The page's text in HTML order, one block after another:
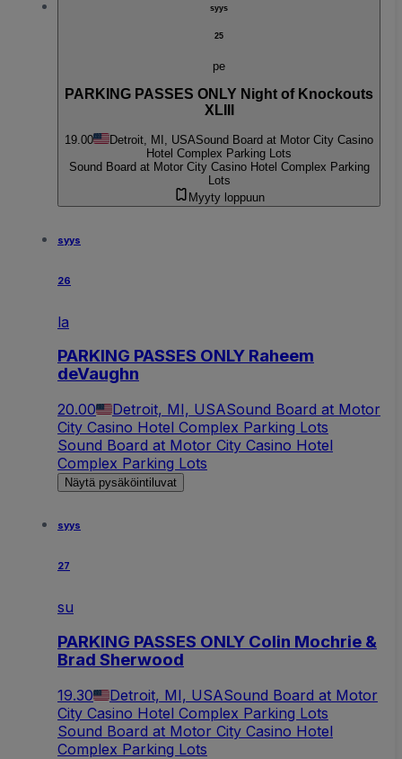
syys
25
pe
PARKING PASSES ONLY Night of Knockouts
XLIII
19.00 Detroit, MI, USASound Board at Motor City Casino
Hotel Complex Parking Lots
Sound Board at Motor City Casino Hotel Complex Parking
Lots
Myyty loppuun
syys
26
la
PARKING PASSES ONLY Raheem
deVaughn
20.00 Detroit, MI, USASound Board at Motor
City Casino Hotel Complex Parking Lots
Sound Board at Motor City Casino Hotel
Complex Parking Lots
Näytä pysäköintiluvat
syys
27
su
PARKING PASSES ONLY Colin Mochrie &
Brad Sherwood
19.30 Detroit, MI, USASound Board at Motor
City Casino Hotel Complex Parking Lots
Sound Board at Motor City Casino Hotel
Complex Parking Lots